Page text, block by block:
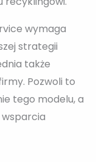
wymaga
strategii
także
Pozwoli to
tego modelu, a